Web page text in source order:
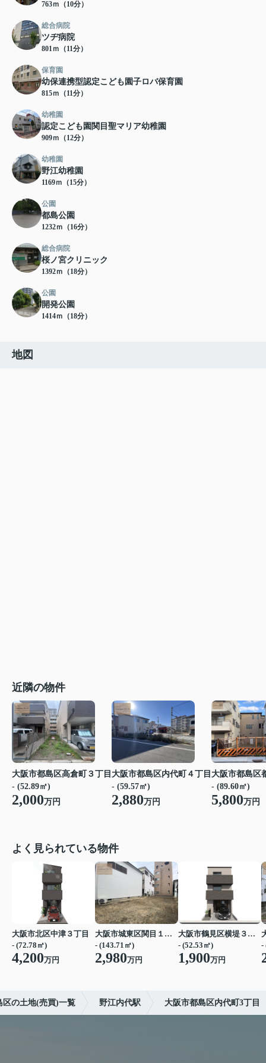
763ｍ（10分）
総合病院
ツヂ病院
801ｍ（11分）
保育園
幼保連携型認定こども園子ロバ保育園
815ｍ（11分）
幼稚園
認定こども園関目聖マリア幼稚園
909ｍ（12分）
幼稚園
野江幼稚園
1169ｍ（15分）
公園
都島公園
1232ｍ（16分）
総合病院
桜ノ宮クリニック
1392ｍ（18分）
公園
開発公園
1414ｍ（18分）
地図
近隣の物件
大阪市都島区高倉町３丁目
- (52.89㎡)
2,000万円
大阪市都島区内代町４丁目
- (59.57㎡)
2,880万円
大阪市都島区
- (89.60㎡)
5,800万円
よく見られている物件
大阪市北区中津３丁目
- (72.78㎡)
4,200万円
大阪市城東区関目１丁目
- (143.71㎡)
2,980万円
大阪市鶴見区横堤３丁目
- (52.53㎡)
1,900万円
-
区の土地(売買)一覧 野江内代駅 大阪市都島区内代町3丁目